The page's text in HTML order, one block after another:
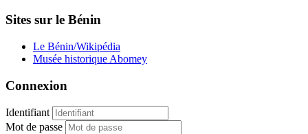
Sites sur le Bénin
Le Bénin/Wikipédia
Musée historique Abomey
Connexion
Identifiant
Mot de passe